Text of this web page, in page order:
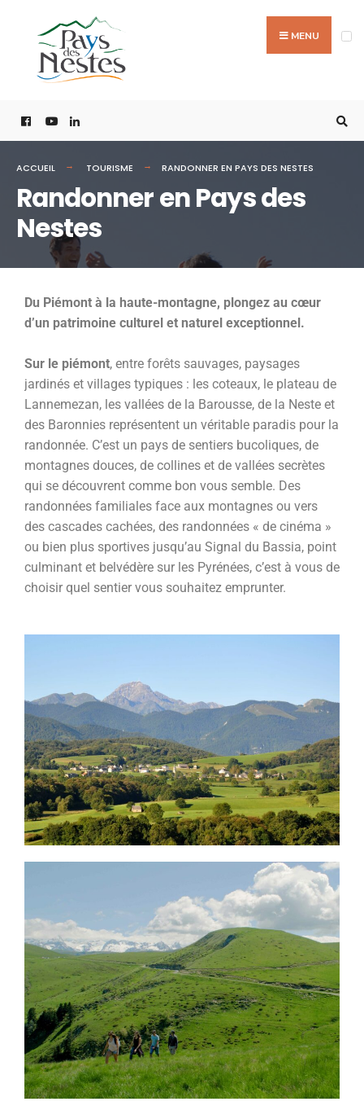
MENU
ACCUEIL TOURISME RANDONNER EN PAYS DES NESTES
Randonner en Pays des
Nestes
Du Piémont à la haute-montagne, plongez au cœur
d’un patrimoine culturel et naturel exceptionnel.
Sur le piémont, entre forêts sauvages, paysages
jardinés et villages typiques : les coteaux, le plateau de
Lannemezan, les vallées de la Barousse, de la Neste et
des Baronnies représentent un véritable paradis pour la
randonnée. C’est un pays de sentiers bucoliques, de
montagnes douces, de collines et de vallées secrètes
qui se découvrent comme bon vous semble. Des
randonnées familiales face aux montagnes ou vers
des cascades cachées, des randonnées « de cinéma »
ou bien plus sportives jusqu’au Signal du Bassia, point
culminant et belvédère sur les Pyrénées, c’est à vous de
choisir quel sentier vous souhaitez emprunter.